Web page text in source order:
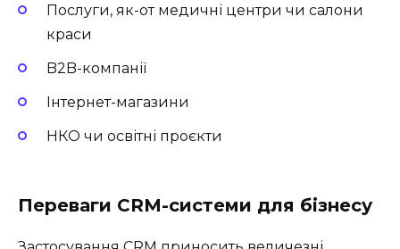
Послуги, як-от медичні центри чи салони
краси
B2B-компанії
Інтернет-магазини
НКО чи освітні проєкти
Переваги CRM-системи для бізнесу